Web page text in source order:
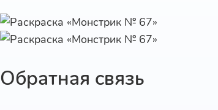
Обратная связь